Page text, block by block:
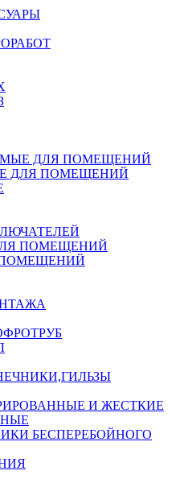
ДЛЯ ПОМЕЩЕНИЙ
ДЛЯ ПОМЕЩЕНИЙ
ПОМЕЩЕНИЙ
И ЖЕСТКИЕ
БЕСПЕРЕБОЙНОГО